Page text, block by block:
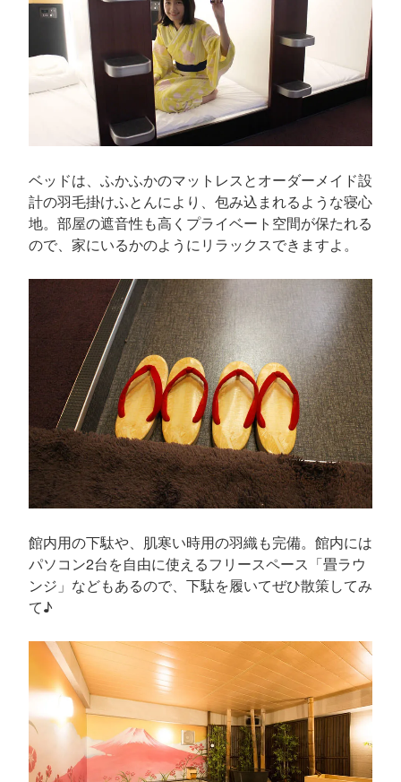
ベッドは、ふかふかのマットレスとオーダーメイド設
計の羽毛掛けふとんにより、包み込まれるような寝心
地。部屋の遮音性も高くプライベート空間が保たれる
ので、家にいるかのようにリラックスできますよ。
館内用の下駄や、肌寒い時用の羽織も完備。館内には
パソコン2台を自由に使えるフリースペース「畳ラウ
ンジ」などもあるので、下駄を履いてぜひ散策してみ
て♪